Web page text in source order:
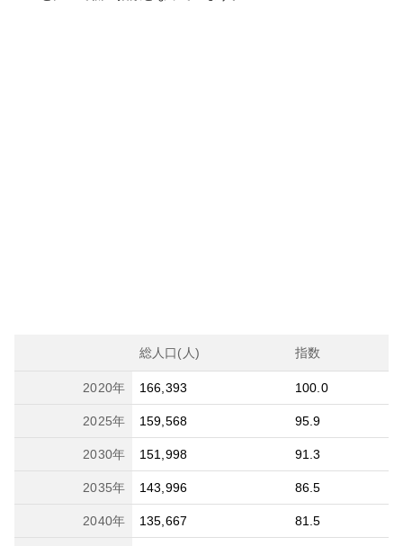
総人口(人) 指数
2020年 166,393 100.0
2025年 159,568 95.9
2030年 151,998 91.3
2035年 143,996 86.5
2040年 135,667 81.5